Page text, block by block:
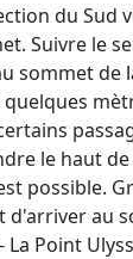
du Sud
Suivre le
sommet de
le haut
possible.
au
Point